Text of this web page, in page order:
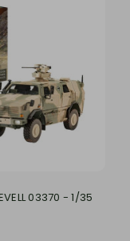
03370 - 1/35